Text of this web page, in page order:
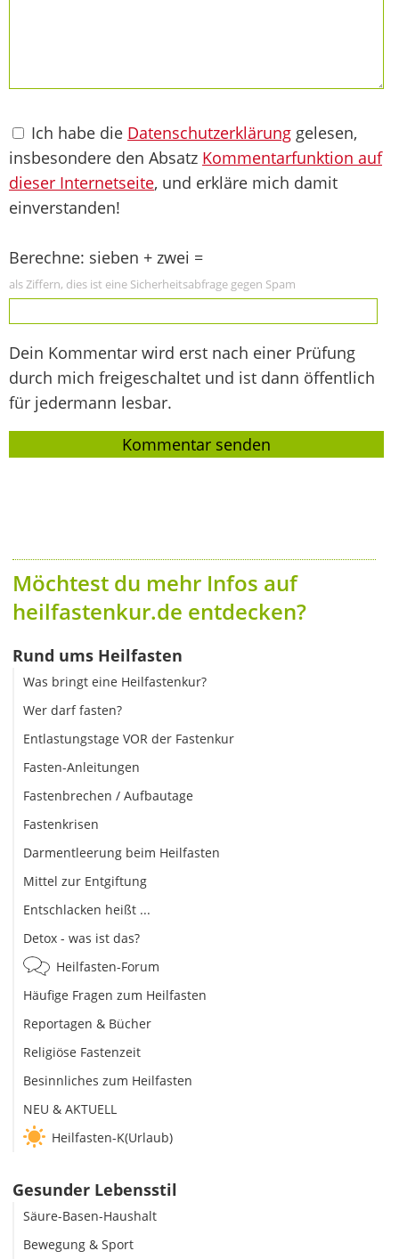
Ich habe die Datenschutzerklärung gelesen,
insbesondere den Absatz Kommentarfunktion auf
dieser Internetseite, und erkläre mich damit
einverstanden!
Berechne: sieben + zwei =
als Ziffern, dies ist eine Sicherheitsabfrage gegen Spam
Dein Kommentar wird erst nach einer Prüfung
durch mich freigeschaltet und ist dann öffentlich
für jedermann lesbar.
Möchtest du mehr Infos auf
heilfastenkur.de entdecken?
Rund ums Heilfasten
Was bringt eine Heilfastenkur?
Wer darf fasten?
Entlastungstage VOR der Fastenkur
Fasten-Anleitungen
Fastenbrechen / Aufbautage
Fastenkrisen
Darmentleerung beim Heilfasten
Mittel zur Entgiftung
Entschlacken heißt ...
Detox - was ist das?
Heilfasten-Forum
Häufige Fragen zum Heilfasten
Reportagen & Bücher
Religiöse Fastenzeit
Besinnliches zum Heilfasten
NEU & AKTUELL
Heilfasten-K(Urlaub)
Gesunder Lebensstil
Säure-Basen-Haushalt
Bewegung & Sport